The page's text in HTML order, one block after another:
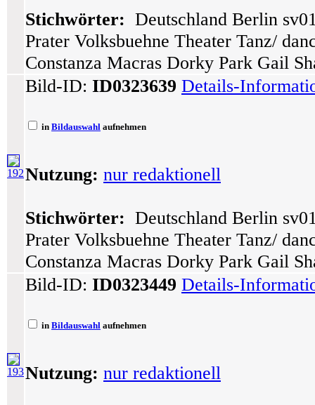
Stichwörter: Deutschland Berlin
Prater Volksbuehne Theater Tanz/
Constanza Macras Dorky Park Gail
192
Bild-ID: ID0323639 Details-
in Bildauswahl aufnehmen
Nutzung: nur redaktionell
Stichwörter: Deutschland Berlin
Prater Volksbuehne Theater Tanz/
Constanza Macras Dorky Park Gail
193
Bild-ID: ID0323449 Details-
in Bildauswahl aufnehmen
Nutzung: nur redaktionell